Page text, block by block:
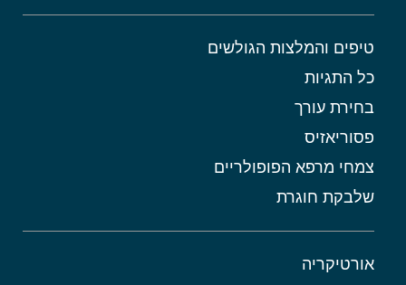
טיפים והמלצות הגולשים
כל התגיות
בחירת עורך
פסוריאזיס
צמחי מרפא הפופולריים
שלבקת חוגרת
אורטיקריה